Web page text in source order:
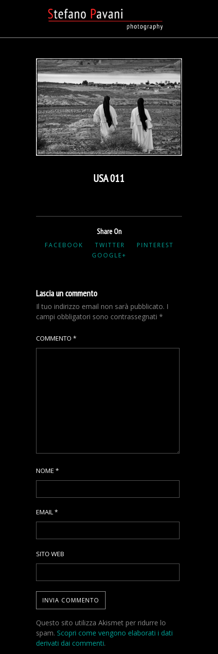
USA 011
Share On
FACEBOOK TWITTER
PINTEREST
GOOGLE+
Lascia un commento
Il tuo indirizzo email non sarà pubblicato. I
campi obbligatori sono contrassegnati *
COMMENTO *
NOME *
EMAIL*
SITO WEB
Questo sito utilizza Akismet per ridurre lo
spam. Scopri come vengono elaborati i dati
derivati dai commenti.